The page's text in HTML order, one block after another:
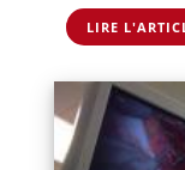
LIRE